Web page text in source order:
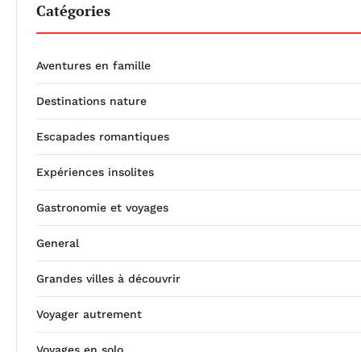
Catégories
Aventures en famille
Destinations nature
Escapades romantiques
Expériences insolites
Gastronomie et voyages
General
Grandes villes à découvrir
Voyager autrement